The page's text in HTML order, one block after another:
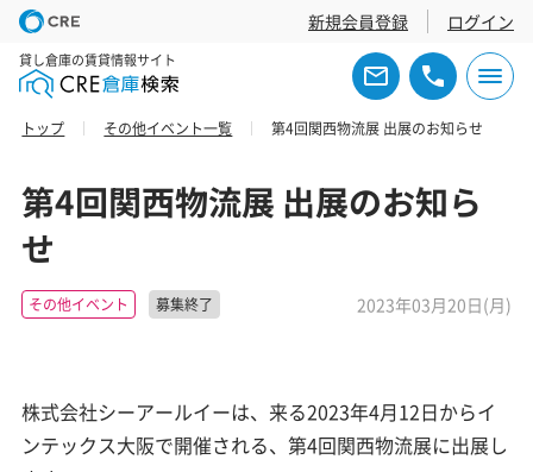
新規会員登録 ログイン
貸し倉庫の賃貸情報サイト
トップ その他イベント一覧 第4回関西物流展 出展のお知らせ
第4回関西物流展 出展のお知ら
せ
その他イベント 募集終了 2023年03月20日(月)
株式会社シーアールイーは、来る2023年4月12日からイ
ンテックス大阪で開催される、第4回関西物流展に出展し